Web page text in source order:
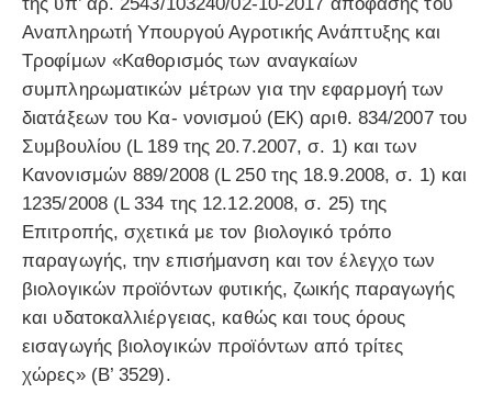
Αναπληρωτή Υπουργού Αγροτικής Ανάπτυξης και
Τροφίμων «Καθορισμός των αναγκαίων
συμπληρωματικών μέτρων για την εφαρμογή των
διατάξεων του Κα- νονισμού (ΕΚ) αριθ. 834/2007 του
Συμβουλίου (L 189 της 20.7.2007, σ. 1) και των
Κανονισμών 889/2008 (L 250 της 18.9.2008, σ. 1) και
1235/2008 (L 334 της 12.12.2008, σ. 25) της
Επιτροπής, σχετικά με τον βιολογικό τρόπο
παραγωγής, την επισήμανση και τον έλεγχο των
βιολογικών προϊόντων φυτικής, ζωικής παραγωγής
και υδατοκαλλιέργειας, καθώς και τους όρους
εισαγωγής βιολογικών προϊόντων από τρίτες
χώρες» (Β’ 3529).